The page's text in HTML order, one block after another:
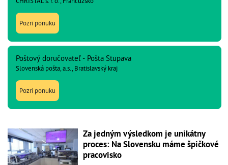
Pozri ponuku
Poštový doručovateľ - Pošta Stupava
Slovenská pošta, a.s., Bratislavský kraj
Pozri ponuku
Za jedným výsledkom je unikátny
proces: Na Slovensku máme špičkové
pracovisko